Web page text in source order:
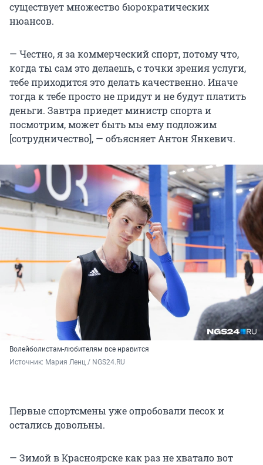
существует множество бюрократических
нюансов.
— Честно, я за коммерческий спорт, потому что,
когда ты сам это делаешь, с точки зрения услуги,
тебе приходится это делать качественно. Иначе
тогда к тебе просто не придут и не будут платить
деньги. Завтра приедет министр спорта и
посмотрим, может быть мы ему подложим
[сотрудничество], — объясняет Антон Янкевич.
Волейболистам-любителям все нравится
Источник: Мария Ленц / NGS24.RU
Первые спортсмены уже опробовали песок и
остались довольны.
— Зимой в Красноярске как раз не хватало вот